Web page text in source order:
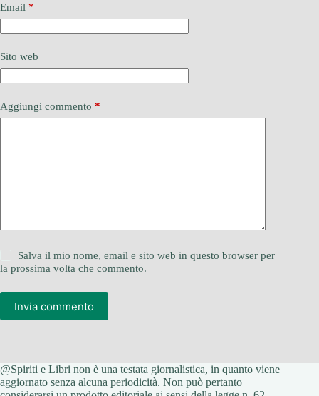
Email *
Sito web
Aggiungi commento *
Salva il mio nome, email e sito web in questo browser per
la prossima volta che commento.
Invia commento
@Spiriti e Libri non è una testata giornalistica, in quanto viene
aggiornato senza alcuna periodicità. Non può pertanto